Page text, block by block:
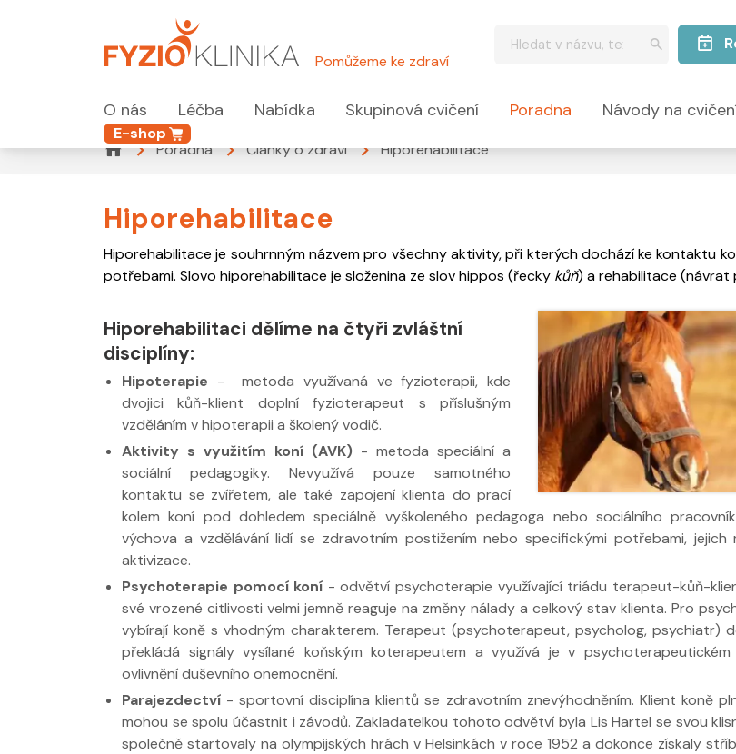
Pomůžeme ke zdraví
O nás Léčba Nabídka Skupinová cvičení Poradna Návody na
E-shop
Poradna
Články o zdraví Hiporehabilitace
Hiporehabilitace
Hiporehabilitace je souhrnným názvem pro všechny aktivity, při kterých dochází ke kontaktu
potřebami. Slovo hiporehabilitace je složenina ze slov hippos (řecky kůň) a rehabilitace (návrat
Hiporehabilitaci dělíme na čtyři zvláštní
disciplíny:
Hipoterapie - metoda využívaná ve fyzioterapii, kde
dvojici kůň-klient doplní fyzioterapeut s příslušným
vzděláním v hipoterapii a školený vodič.
Aktivity s využitím koní (AVK) - metoda speciální a
sociální pedagogiky. Nevyužívá pouze samotného
kontaktu se zvířetem, ale také zapojení klienta do prací
kolem koní pod dohledem speciálně vyškoleného pedagoga nebo sociálního
výchova a vzdělávání lidí se zdravotním postižením nebo specifickými potřebami, jejich
aktivizace.
Psychoterapie pomocí koní - odvětví psychoterapie využívající triádu terapeut-kůň-
své vrozené citlivosti velmi jemně reaguje na změny nálady a celkový stav klienta. Pro
vybírají koně s vhodným charakterem. Terapeut (psychoterapeut, psycholog, psychiatr)
překládá signály vysílané koňským koterapeutem a využívá je v
ovlivnění duševního onemocnění.
Parajezdectví - sportovní disciplína klientů se zdravotním znevýhodněním. Klient koně
mohou se spolu účastnit i závodů. Zakladatelkou tohoto odvětví byla Lis Hartel se svou
společně startovaly na olympijských hrách v Helsinkách v roce 1952 a dokonce získaly
Nabídka léčby ve
FYZIOklinice
Nabídka léčby ve
FYZIOklinice
Nabídka masáží
Nabídka masáží
Nabídka masáží